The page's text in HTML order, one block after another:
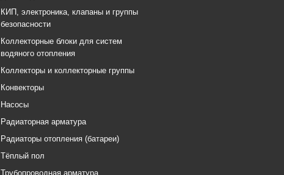
КИП, электроника, клапаны и группы
безопасности
Коллекторные блоки для систем
водяного отопления
Коллекторы и коллекторные группы
Конвекторы
Насосы
Радиаторная арматура
Радиаторы отопления (батареи)
Тёплый пол
Трубопроводная арматура